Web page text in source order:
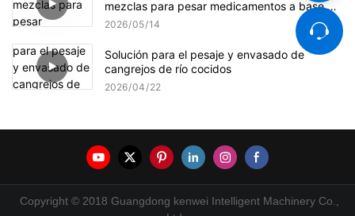
mezclas para pesar medicamentos a base de
hierbas.
2026 05 14
Solución para el pesaje y envasado de
cangrejos de río cocidos
2026 04 22
Copyright © 2018 Guangdong kenwei Intelligent Machinery Co.,